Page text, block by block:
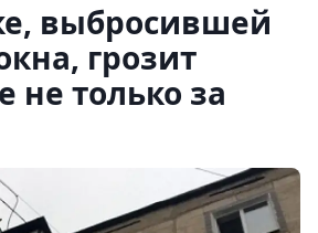
выбросившей
грозит
не только за